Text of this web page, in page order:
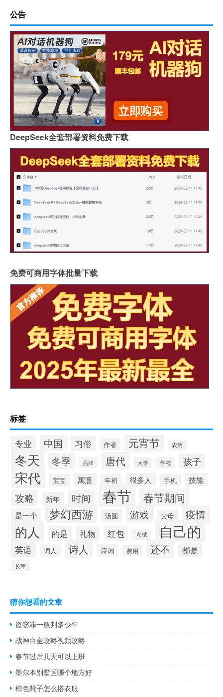
公告
DeepSeek全套部署资料免费下载
免费可商用字体批量下载
标签
专业 中国 习俗 作者 元宵节 农历
冬天 冬季 品牌 唐代 大学 学校 孩子
宋代 宝宝 寓意 年初 很多人 手机 技能
攻略 新年 时间 春节 春节期间
是一个 梦幻西游 汤圆 游戏 父母 疫情
的人 的是 礼物 红包 考试 自己的
英语 词人 诗人 诗词 费用 还不 都是
长辈
猜你想看的文章
盗窃罪一般判多少年
战神白金攻略视频攻略
春节过后几天可以上班
墨尔本别墅区哪个地方好
棕色靴子怎么搭衣服